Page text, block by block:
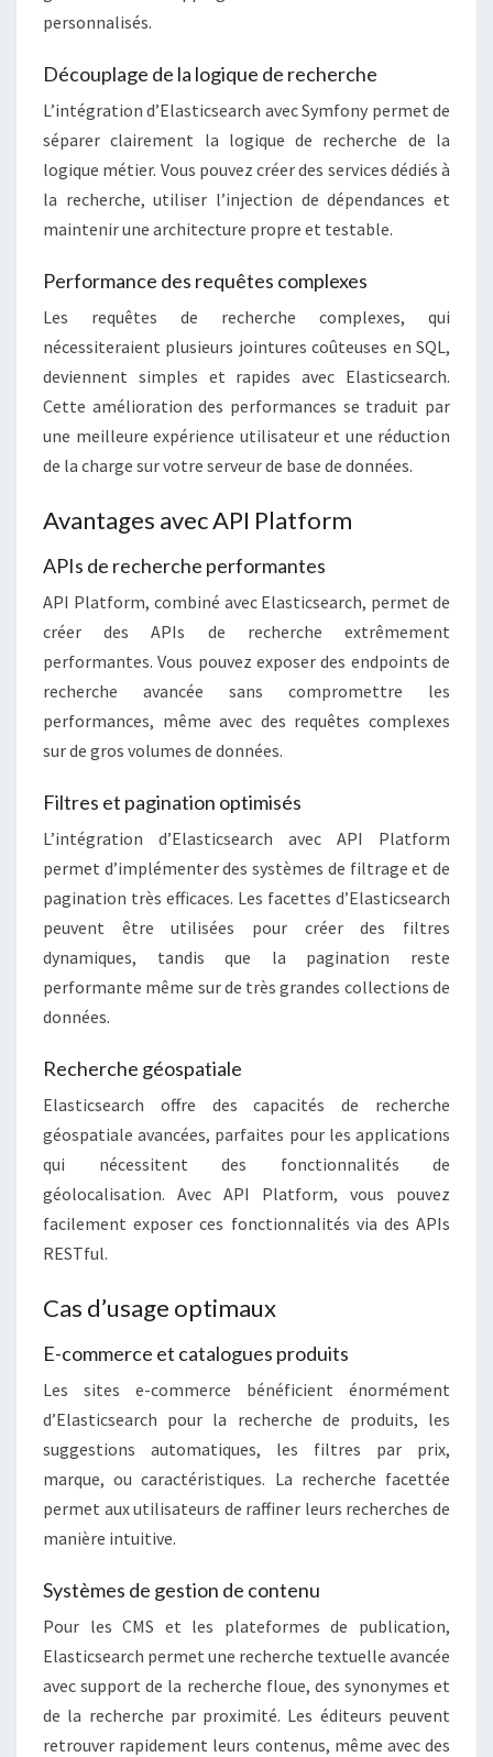
personnalisés.
Découplage de la logique de recherche
L’intégration d’Elasticsearch avec Symfony permet de
séparer clairement la logique de recherche de la
logique métier. Vous pouvez créer des services dédiés à
la recherche, utiliser l’injection de dépendances et
maintenir une architecture propre et testable.
Performance des requêtes complexes
Les requêtes de recherche complexes, qui
nécessiteraient plusieurs jointures coûteuses en SQL,
deviennent simples et rapides avec Elasticsearch.
Cette amélioration des performances se traduit par
une meilleure expérience utilisateur et une réduction
de la charge sur votre serveur de base de données.
Avantages avec API Platform
APIs de recherche performantes
API Platform, combiné avec Elasticsearch, permet de
créer des APIs de recherche extrêmement
performantes. Vous pouvez exposer des endpoints de
recherche avancée sans compromettre les
performances, même avec des requêtes complexes
sur de gros volumes de données.
Filtres et pagination optimisés
L’intégration d’Elasticsearch avec API Platform
permet d’implémenter des systèmes de filtrage et de
pagination très efficaces. Les facettes d’Elasticsearch
peuvent être utilisées pour créer des filtres
dynamiques, tandis que la pagination reste
performante même sur de très grandes collections de
données.
Recherche géospatiale
Elasticsearch offre des capacités de recherche
géospatiale avancées, parfaites pour les applications
qui nécessitent des fonctionnalités de
géolocalisation. Avec API Platform, vous pouvez
facilement exposer ces fonctionnalités via des APIs
RESTful.
Cas d’usage optimaux
E-commerce et catalogues produits
Les sites e-commerce bénéficient énormément
d’Elasticsearch pour la recherche de produits, les
suggestions automatiques, les filtres par prix,
marque, ou caractéristiques. La recherche facettée
permet aux utilisateurs de raffiner leurs recherches de
manière intuitive.
Systèmes de gestion de contenu
Pour les CMS et les plateformes de publication,
Elasticsearch permet une recherche textuelle avancée
avec support de la recherche floue, des synonymes et
de la recherche par proximité. Les éditeurs peuvent
retrouver rapidement leurs contenus, même avec des